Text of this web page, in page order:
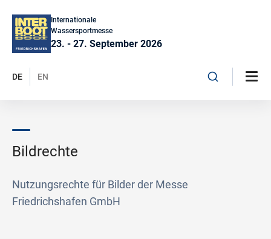
Internationale
Wassersportmesse
23. - 27. September 2026
DE EN
Bildrechte
Nutzungsrechte für Bilder der Messe
Friedrichshafen GmbH